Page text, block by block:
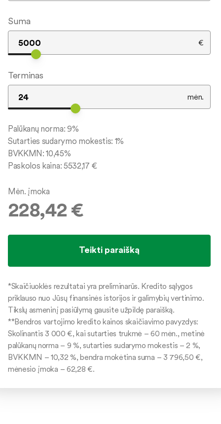
Suma
€
Terminas
mėn.
Palūkanų norma:9%
Sutarties sudarymo mokestis: 1%
BVKKMN:10,45%
Paskolos kaina:5532,17 €
Mėn. įmoka
228,42 €
*Skaičiuoklės rezultatai yra preliminarūs. Kredito sąlygos
priklauso nuo Jūsų finansinės istorijos ir galimybių vertinimo.
Tikslų asmeninį pasiūlymą gausite užpildę paraišką.
**Bendros vartojimo kredito kainos skaičiavimo pavyzdys:
Skolinantis 3 000 €, kai sutarties trukmė – 60 mėn., metinė
palūkanų norma – 9 %, sutarties sudarymo mokestis – 2 %,
BVKKMN – 10,32 %, bendra mokėtina suma – 3 796,50 €,
mėnesio įmoka – 62,28 €.